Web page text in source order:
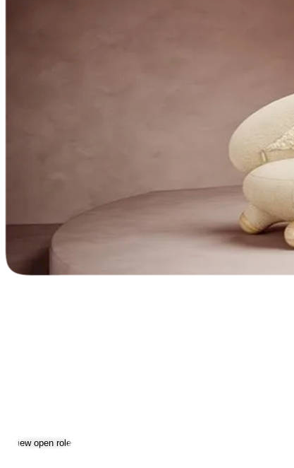
View open roles